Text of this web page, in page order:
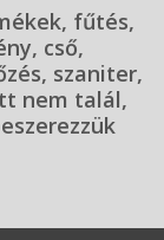
fűtés,
cső,
szaniter,
nem talál,